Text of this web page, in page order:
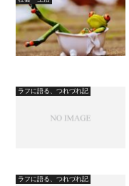
ラフに語る、つれづれ記
ラフに語る、つれづれ記